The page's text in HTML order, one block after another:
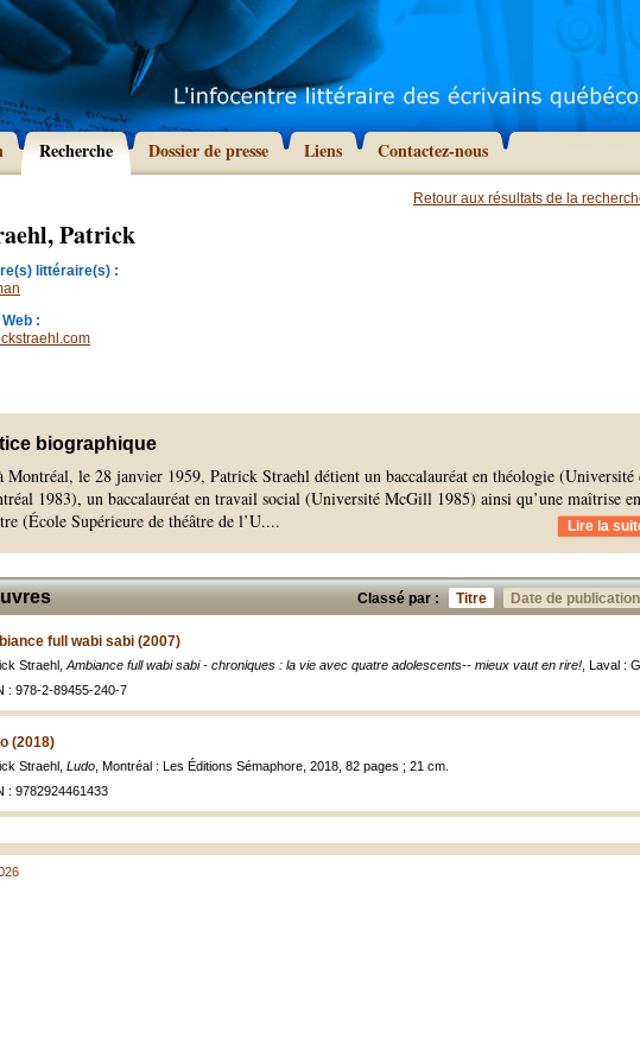
Recherche Dossier de presse Liens Contactez-nous
Retour aux résultats de la
Patrick
littéraire(s) :
:
biographique
Montréal, le 28 janvier 1959, Patrick Straehl détient un baccalauréat en théologie (Université
1983), un baccalauréat en travail social (Université McGill 1985) ainsi qu’une maîtrise en
(École Supérieure de théâtre de l’U.... Lire la
Classé par : Titre Date de publication
full wabi sabi (2007)
Straehl, Ambiance full wabi sabi - chroniques : la vie avec quatre adolescents-- mieux vaut en rire! , Laval :
: 978-2-89455-240-7
(2018)
Straehl, Ludo , Montréal : Les Éditions Sémaphore, 2018, 82 pages ; 21 cm.
: 9782924461433